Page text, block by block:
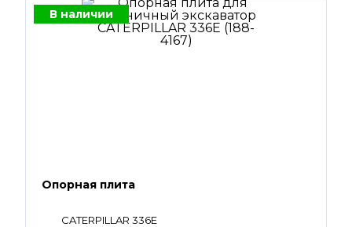
В наличии
Опорная плита
CATERPILLAR 336E